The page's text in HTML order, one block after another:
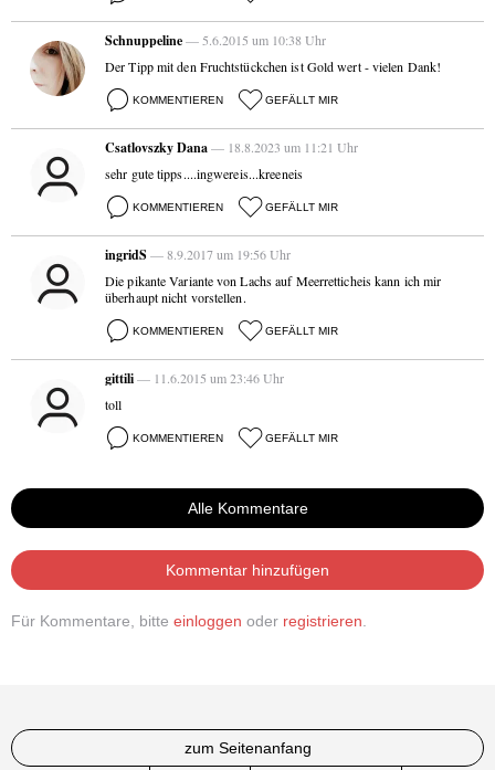
Schnuppeline— 5.6.2015 um 10:38 Uhr
Der Tipp mit den Fruchtstückchen ist Gold wert - vielen Dank!
KOMMENTIEREN GEFÄLLT MIR
Csatlovszky Dana— 18.8.2023 um 11:21 Uhr
sehr gute tipps....ingwereis...kreeneis
KOMMENTIEREN GEFÄLLT MIR
ingridS— 8.9.2017 um 19:56 Uhr
Die pikante Variante von Lachs auf Meerretticheis kann ich mir
überhaupt nicht vorstellen.
KOMMENTIEREN GEFÄLLT MIR
gittili— 11.6.2015 um 23:46 Uhr
toll
KOMMENTIEREN GEFÄLLT MIR
Alle Kommentare
Kommentar hinzufügen
Für Kommentare, bitte einloggen oder registrieren
zum Seitenanfang